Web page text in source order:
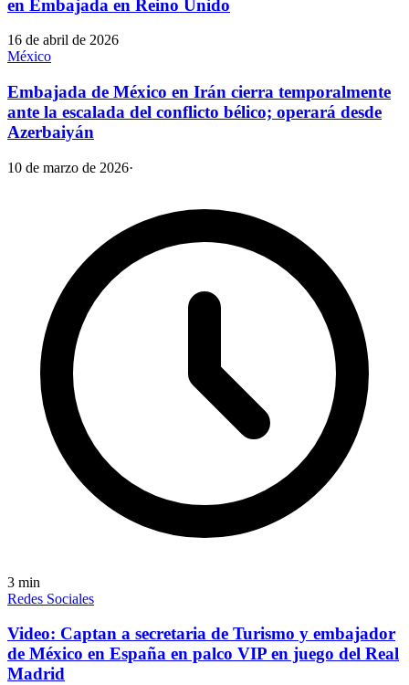
en Embajada en Reino Unido
16 de abril de 2026
México
Embajada de México en Irán cierra temporalmente
ante la escalada del conflicto bélico; operará desde
Azerbaiyán
10 de marzo de 2026·
3 min
Redes Sociales
Video: Captan a secretaria de Turismo y embajador
de México en España en palco VIP en juego del Real
Madrid